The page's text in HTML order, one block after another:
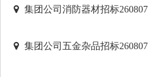
集团公司消防器材招标260807
集团公司五金杂品招标260807